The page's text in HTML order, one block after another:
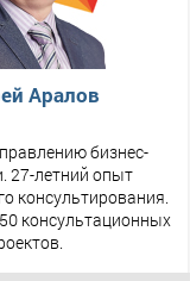
Аралов
бизнес-
27-летний опыт
консультирования.
консультационных